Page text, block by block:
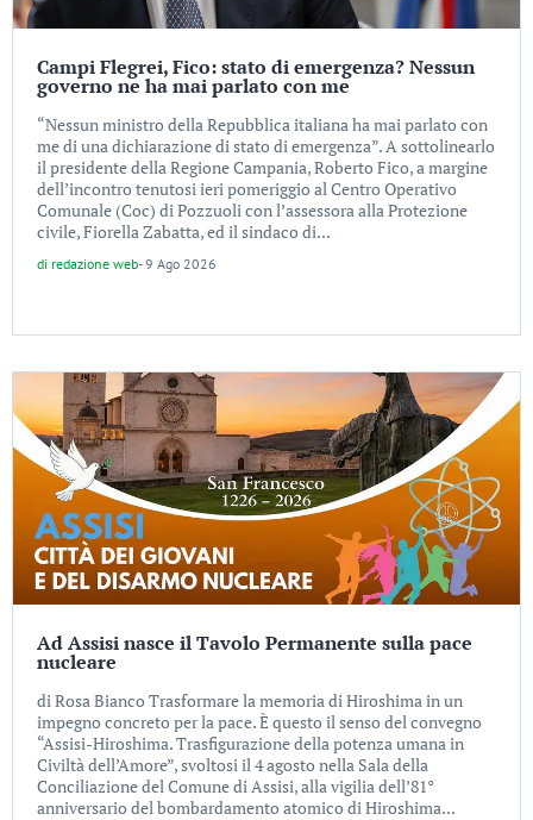
Campi Flegrei, Fico: stato di emergenza? Nessun
governo ne ha mai parlato con me
“Nessun ministro della Repubblica italiana ha mai parlato con
me di una dichiarazione di stato di emergenza”. A sottolinearlo
il presidente della Regione Campania, Roberto Fico, a margine
dell’incontro tenutosi ieri pomeriggio al Centro Operativo
Comunale (Coc) di Pozzuoli con l’assessora alla Protezione
civile, Fiorella Zabatta, ed il sindaco di...
di redazione web-9 Ago 2026
Ad Assisi nasce il Tavolo Permanente sulla pace
nucleare
di Rosa Bianco Trasformare la memoria di Hiroshima in un
impegno concreto per la pace. È questo il senso del convegno
“Assisi-Hiroshima. Trasfigurazione della potenza umana in
Civiltà dell’Amore”, svoltosi il 4 agosto nella Sala della
Conciliazione del Comune di Assisi, alla vigilia dell’81°
anniversario del bombardamento atomico di Hiroshima...